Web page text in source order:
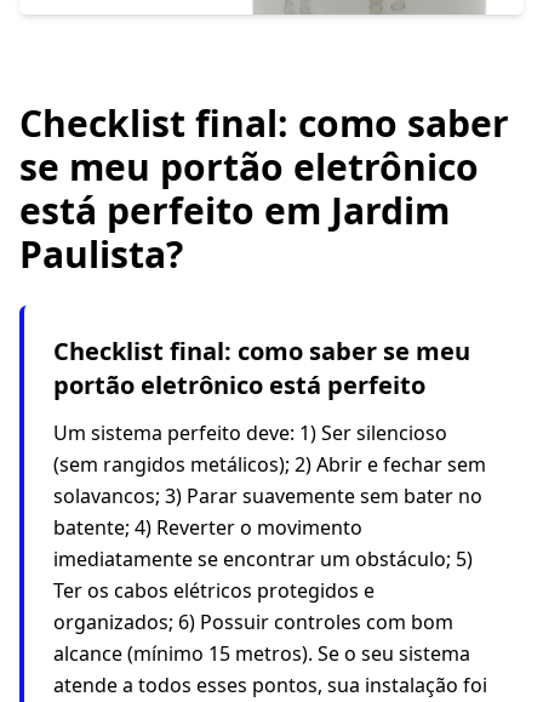
Checklist final: como saber
se meu portão eletrônico
está perfeito em Jardim
Paulista?
Checklist final: como saber se meu
portão eletrônico está perfeito
Um sistema perfeito deve: 1) Ser silencioso
(sem rangidos metálicos); 2) Abrir e fechar sem
solavancos; 3) Parar suavemente sem bater no
batente; 4) Reverter o movimento
imediatamente se encontrar um obstáculo; 5)
Ter os cabos elétricos protegidos e
organizados; 6) Possuir controles com bom
alcance (mínimo 15 metros). Se o seu sistema
atende a todos esses pontos, sua instalação foi